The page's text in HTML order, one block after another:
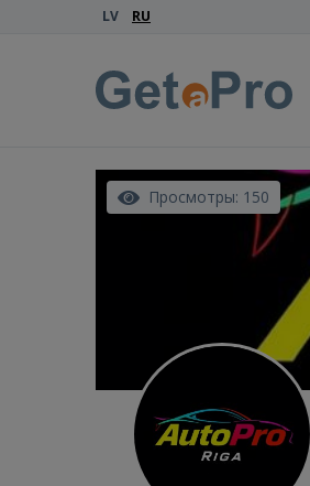
LV RU
Просмотры: 150